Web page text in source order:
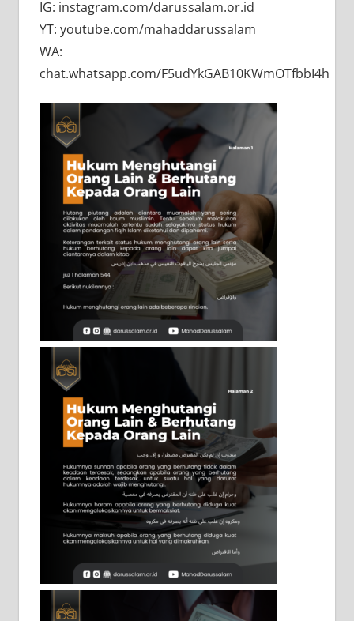
IG: instagram.com/darussalam.or.id
YT: youtube.com/mahaddarussalam
WA:
chat.whatsapp.com/F5udYkGAB10KWmOTfbbI4h